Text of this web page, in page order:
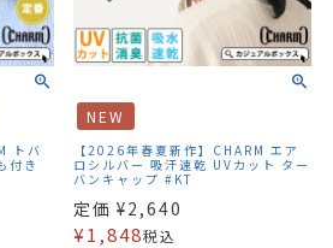
トバ
付き
NEW
【2026年春夏新作】CHARM エア
ロシルバー 吸汗速乾 UVカット ター
バンキャップ #KT
定価 ¥2,640
¥1,848税込